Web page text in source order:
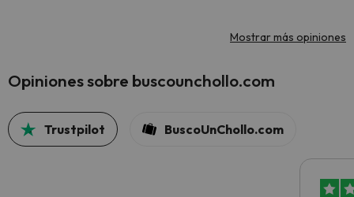
Mostrar más opiniones
Opiniones sobre buscounchollo.com
Trustpilot BuscoUnChollo.com